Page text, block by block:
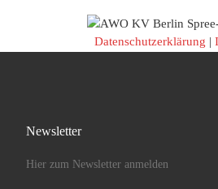
Datenschutzerklärung |
Newsletter
Hier zum Newsletter anmelden